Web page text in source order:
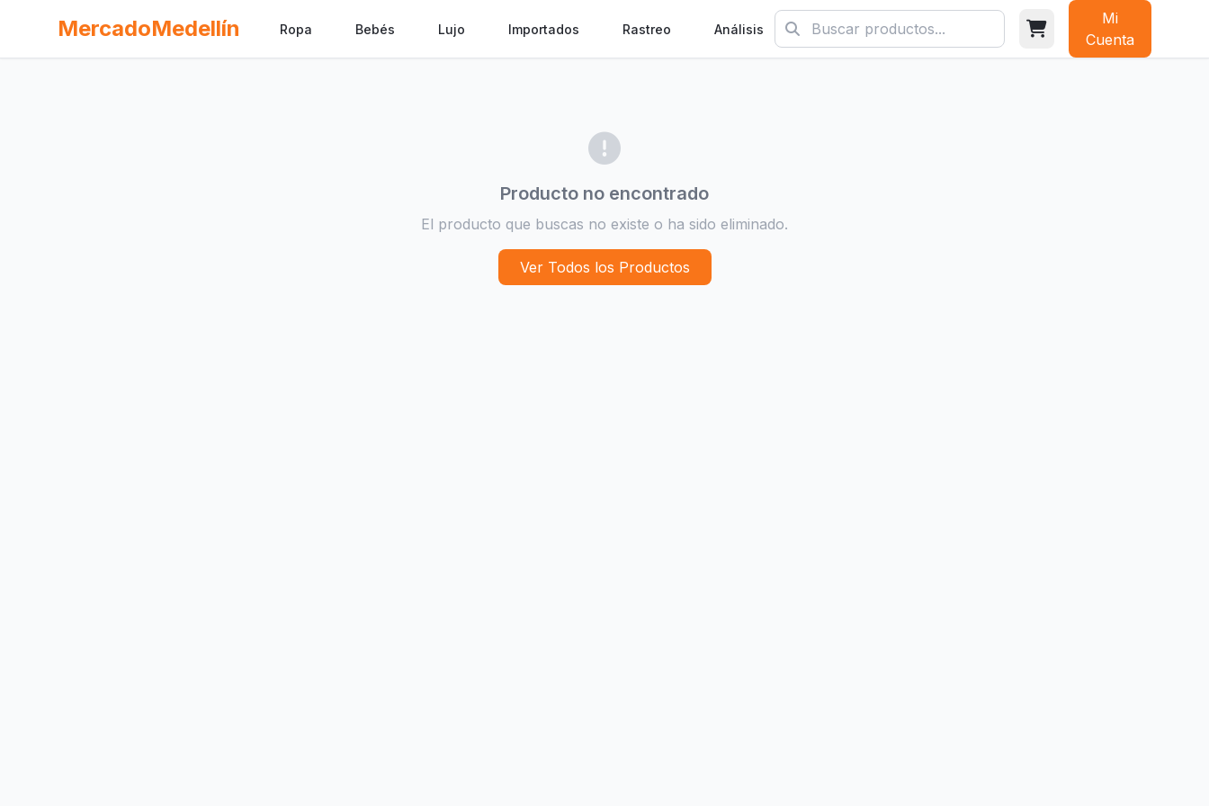
MercadoMedellín Ropa Bebés Lujo Importados Rastreo Análisis
Mi
Cuenta
Producto no encontrado
El producto que buscas no existe o ha sido eliminado.
Ver Todos los Productos